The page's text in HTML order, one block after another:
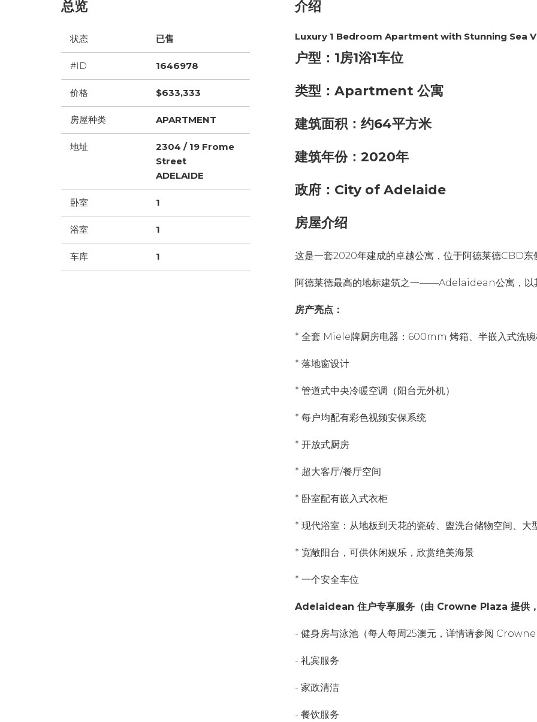
总览
状态 已售
#ID 1646978
价格 $633,333
房屋种类 APARTMENT
地址
2304 / 19 Frome
Street
ADELAIDE
卧室 1
浴室 1
车库 1
介绍
Luxury 1 Bedroom Apartment with Stunning Sea
户型：1房1浴1车位
类型：Apartment 公寓
建筑面积：约64平方米
建筑年份：2020年
政府：City of Adelaide
房屋介绍
这是一套2020年建成的卓越公寓，位于阿德莱德CBD东
阿德莱德最高的地标建筑之一——Adelaidean公寓，以
房产亮点：
* 全套 Miele牌厨房电器：600mm 烤箱、半嵌入式洗
* 落地窗设计
* 管道式中央冷暖空调（阳台无外机）
* 每户均配有彩色视频安保系统
* 开放式厨房
* 超大客厅/餐厅空间
* 卧室配有嵌入式衣柜
* 现代浴室：从地板到天花的瓷砖、盥洗台储物空间、大
* 宽敞阳台，可供休闲娱乐，欣赏绝美海景
* 一个安全车位
Adelaidean 住户专享服务（由 Crowne Plaza 提供，
- 健身房与泳池（每人每周25澳元，详情请参阅 Crowne
- 礼宾服务
- 家政清洁
- 餐饮服务